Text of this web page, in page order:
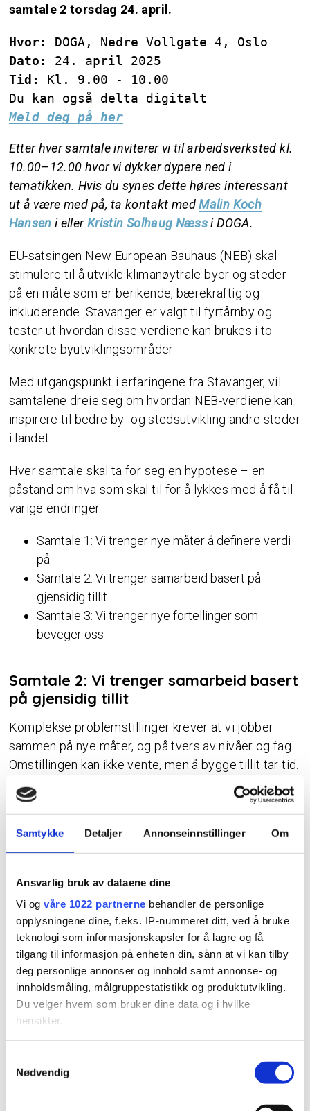
Samtykke Detaljer Annonseinnstillinger Om
Ansvarlig bruk av dataene dine
Vi og våre 1022 partnerne behandler de personlige
opplysningene dine, f.eks. IP-nummeret ditt, ved å bruke
teknologi som informasjonskapsler for å lagre og få
tilgang til informasjon på enheten din, sånn at vi kan tilby
deg personlige annonser og innhold samt annonse- og
innholdsmåling, målgruppestatistikk og produktutvikling.
Du velger hvem som bruker dine data og i hvilke
hensikter.
Innhente informasjon om den geografiske
Nødvendig
samtale 2 torsdag 24. april.
Hvor: DOGA, Nedre Vollgate 4, Oslo
Dato:
24. april 2025
Tid: Kl. 9.00 - 10.00
Du kan også delta digitalt
Meld deg på her
Etter hver samtale inviterer vi til arbeidsverksted kl.
10.00–12.00 hvor vi dykker dypere ned i
tematikken. Hvis du synes dette høres interessant
ut å være med på, ta kontakt medMalin Koch
Hansen i ellerKristin Solhaug Næssi DOGA.
EU-satsingen New European Bauhaus (NEB) skal
stimulere til å utvikle klimanøytrale byer og steder
på en måte som er berikende, bærekraftig og
inkluderende. Stavanger er valgt til fyrtårnby og
tester ut hvordan disse verdiene kan brukes i to
konkrete byutviklingsområder.
Med utgangspunkt i erfaringene fra Stavanger, vil
samtalene dreie seg om hvordan NEB-verdiene kan
inspirere til bedre by- og stedsutvikling andre steder
i landet.
Hver samtale skal ta for seg en hypotese – en
påstand om hva som skal til for å lykkes med å få til
varige endringer.
Samtale 1: Vi trenger nye måter å definere verdi
på
Samtale 2: Vi trenger samarbeid basert på
gjensidig tillit
Samtale 3: Vi trenger nye fortellinger som
beveger oss
Samtale 2: Vi trenger samarbeid basert
på gjensidig tillit
Komplekse problemstillinger krever at vi jobber
sammen på nye måter, og på tvers av nivåer og fag.
Omstillingen kan ikke vente, men å bygge tillit tar tid.
Samtidig krever ulike aktører og tilnærminger evnen
til å forstå og ivareta ulike behov. Hvordan kan NEB
strømmes)
Gro Sandkjær Hanssen , samfunnsforsker,
NIBR/OsloMet
Ane Dahl, seniorarkitekt, Helen og Hard
Terje Lorentzen, utviklingsdirektør, Linstow